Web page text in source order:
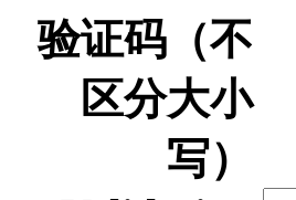
验证码（不
区分大小
写）